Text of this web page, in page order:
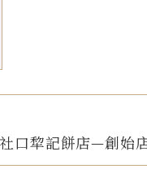
口犂記餅店—創始